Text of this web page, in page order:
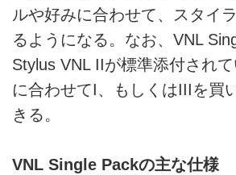
ルや好みに合わせて、スタイ
るようになる。なお、VNL
Stylus VNL IIが標準添付され
に合わせてI、もしくはIIIを買
きる。
VNL Single Packの主な仕様